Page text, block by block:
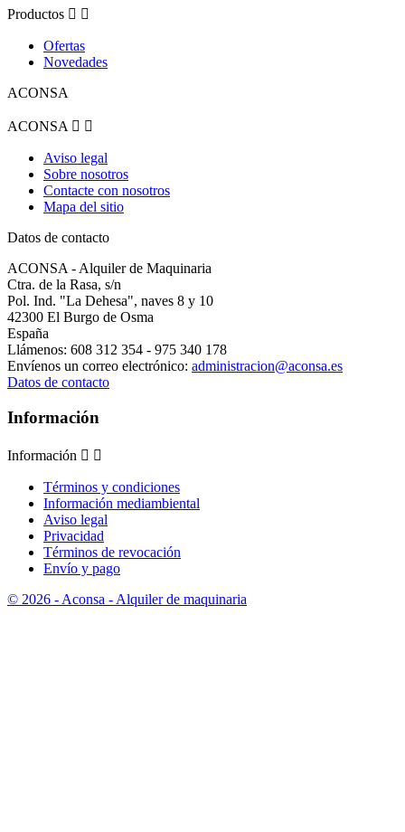
Productos  
Ofertas
Novedades
ACONSA
ACONSA  
Aviso legal
Sobre nosotros
Contacte con nosotros
Mapa del sitio
Datos de contacto
ACONSA - Alquiler de Maquinaria
Ctra. de la Rasa, s/n
Pol. Ind. "La Dehesa", naves 8 y 10
42300 El Burgo de Osma
España
Llámenos: 608 312 354 - 975 340 178
Envíenos un correo electrónico: administracion@aconsa.es
Datos de contacto
Información
Información  
Términos y condiciones
Información mediambiental
Aviso legal
Privacidad
Términos de revocación
Envío y pago
© 2026 - Aconsa - Alquiler de maquinaria